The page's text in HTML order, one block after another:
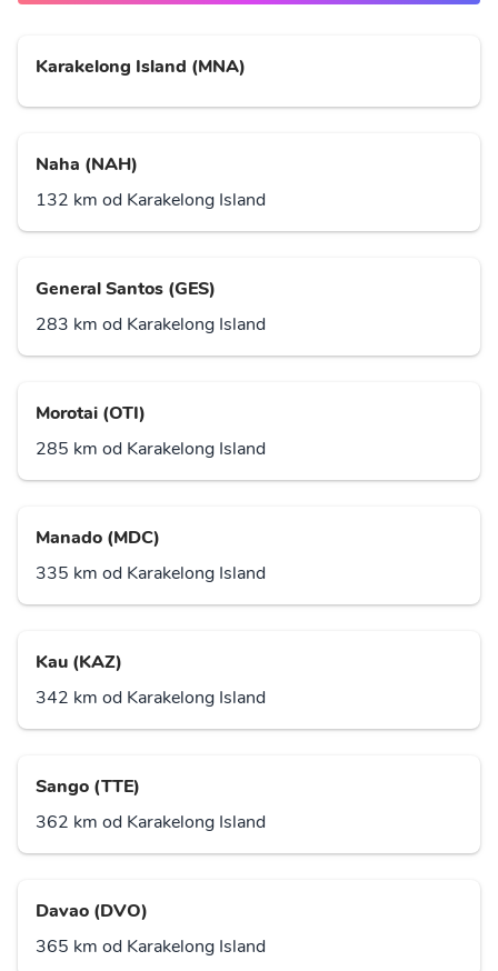
Karakelong Island (MNA)
Naha (NAH)
132 km od Karakelong Island
General Santos (GES)
283 km od Karakelong Island
Morotai (OTI)
285 km od Karakelong Island
Manado (MDC)
335 km od Karakelong Island
Kau (KAZ)
342 km od Karakelong Island
Sango (TTE)
362 km od Karakelong Island
Davao (DVO)
365 km od Karakelong Island